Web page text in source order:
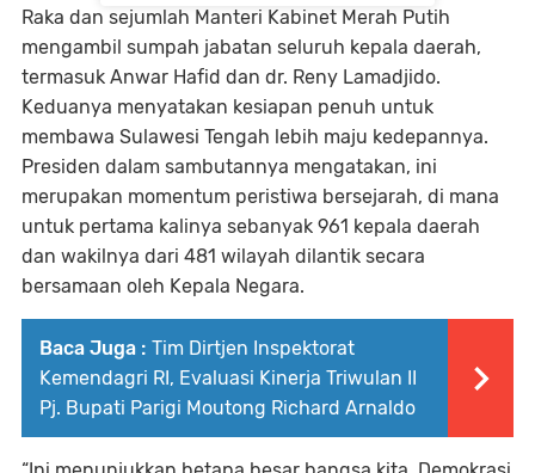
Raka dan sejumlah Manteri Kabinet Merah Putih
mengambil sumpah jabatan seluruh kepala daerah,
termasuk Anwar Hafid dan dr. Reny Lamadjido.
Keduanya menyatakan kesiapan penuh untuk
membawa Sulawesi Tengah lebih maju kedepannya.
Presiden dalam sambutannya mengatakan, ini
merupakan momentum peristiwa bersejarah, di mana
untuk pertama kalinya sebanyak 961 kepala daerah
dan wakilnya dari 481 wilayah dilantik secara
bersamaan oleh Kepala Negara.
Baca Juga : Tim Dirtjen Inspektorat
Kemendagri RI, Evaluasi Kinerja Triwulan II
Pj. Bupati Parigi Moutong Richard Arnaldo